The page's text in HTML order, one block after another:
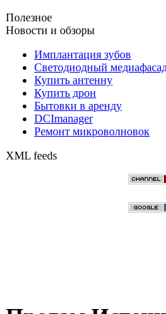
Полезное
Новости и обзоры
Имплантация зубов
Светодиодный
Купить антенну
Купить дрон
Бытовки в аренду
DCImanager
Ремонт микроволновок
XML feeds